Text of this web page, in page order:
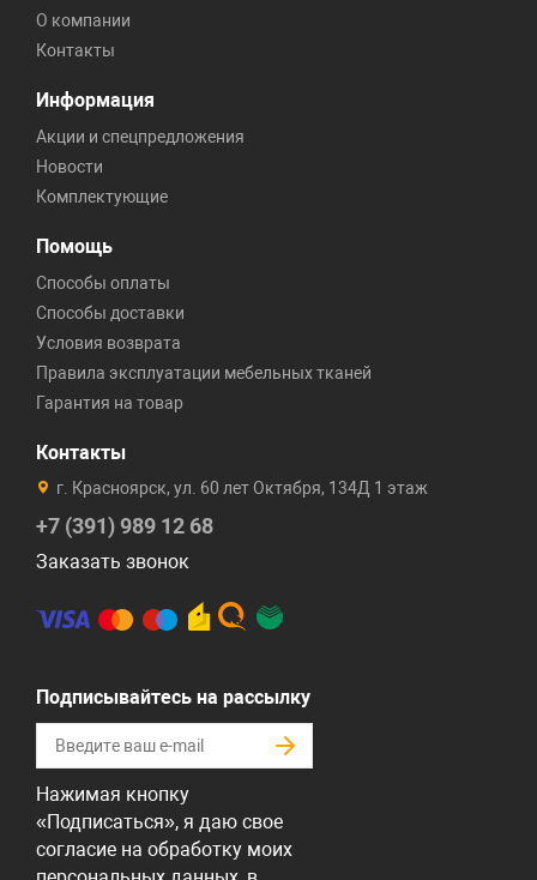
О компании
Контакты
Информация
Акции и спецпредложения
Новости
Комплектующие
Помощь
Способы оплаты
Способы доставки
Условия возврата
Правила эксплуатации мебельных тканей
Гарантия на товар
Контакты
г. Красноярск, ул. 60 лет Октября, 134Д 1 этаж
+7 (391) 989 12 68
Заказать звонок
Подписывайтесь на рассылку
Нажимая кнопку
«Подписаться», я даю свое
согласие на обработку моих